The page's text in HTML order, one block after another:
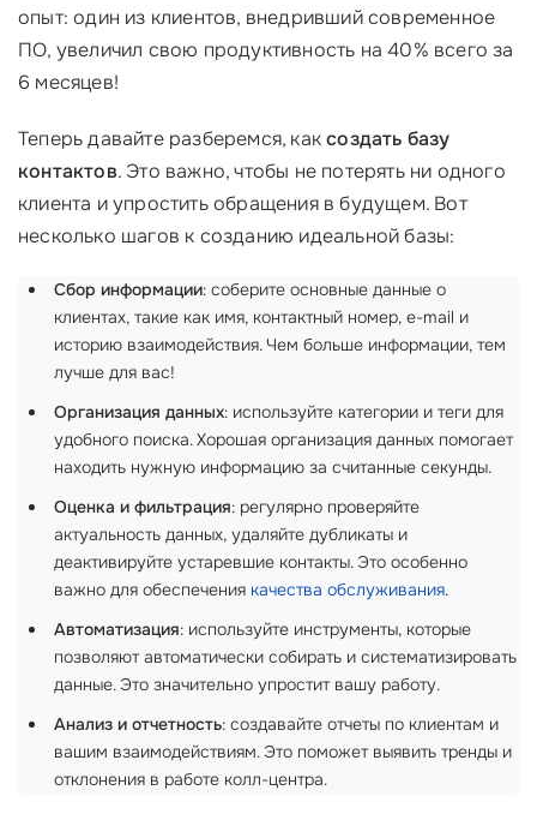
опыт: один из клиентов, внедривший современное
ПО, увеличил свою продуктивность на 40% всего за
6 месяцев!
Теперь давайте разберемся, каксоздать базу
контактов. Это важно, чтобы не потерять ни одного
клиента и упростить обращения в будущем. Вот
несколько шагов к созданию идеальной базы:
Сбор информации: соберите основные данные о
клиентах, такие как имя, контактный номер, e-mail и
историю взаимодействия. Чем больше информации, тем
лучше для вас!
Организация данных: используйте категории и теги для
удобного поиска. Хорошая организация данных помогает
находить нужную информацию за считанные секунды.
Оценка и фильтрация: регулярно проверяйте
актуальность данных, удаляйте дубликаты и
деактивируйте устаревшие контакты. Это особенно
важно для обеспечения качества обслуживания.
Автоматизация: используйте инструменты, которые
позволяют автоматически собирать и систематизировать
данные. Это значительно упростит вашу работу.
Анализ и отчетность: создавайте отчеты по клиентам и
вашим взаимодействиям. Это поможет выявить тренды и
отклонения в работе колл-центра.